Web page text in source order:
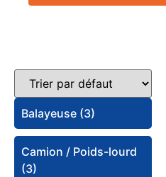
Balayeuse (3)
Camion / Poids-lourd
(3)